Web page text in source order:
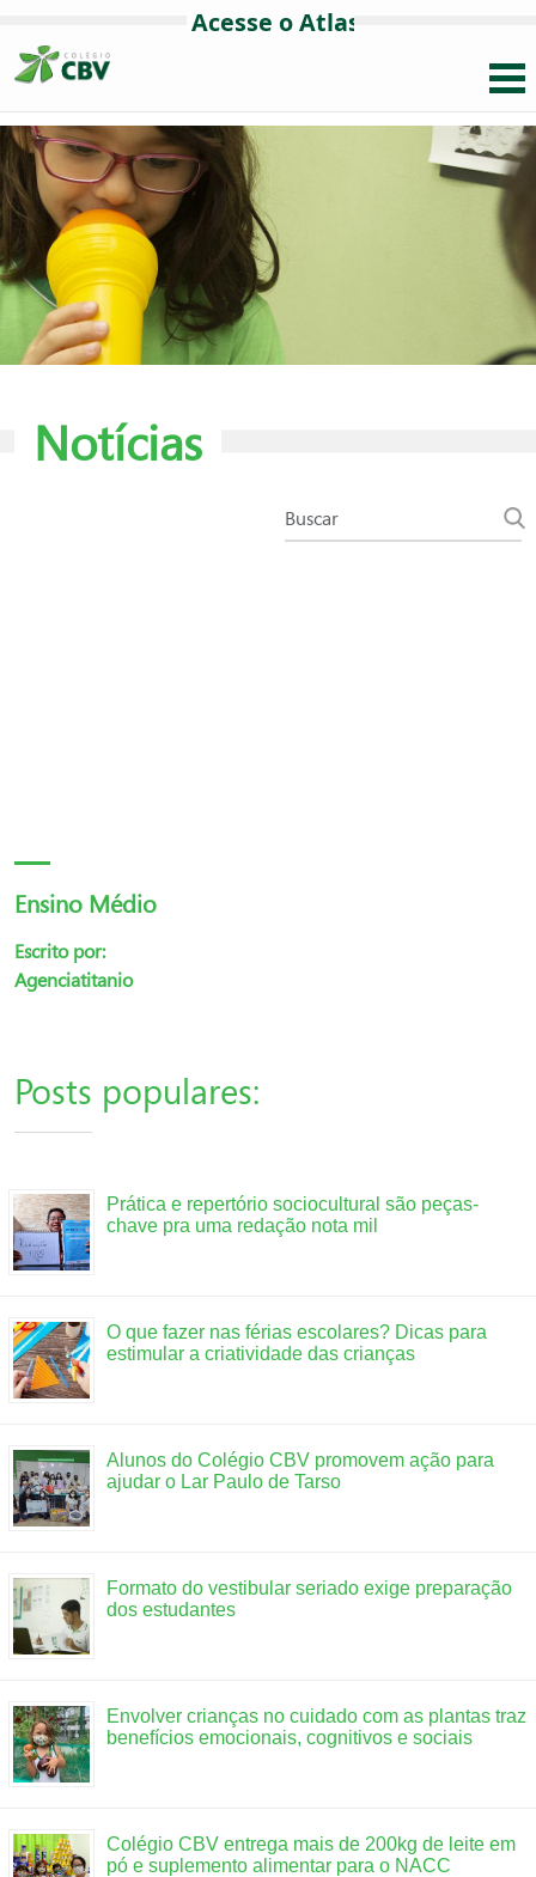
Notícias
Ensino Médio
Escrito por:
Agenciatitanio
Posts populares:
Prática e repertório sociocultural são peças-
chave pra uma redação nota mil
O que fazer nas férias escolares? Dicas para
estimular a criatividade das crianças
Alunos do Colégio CBV promovem ação para
ajudar o Lar Paulo de Tarso
Formato do vestibular seriado exige preparação
dos estudantes
Envolver crianças no cuidado com as plantas traz
benefícios emocionais, cognitivos e sociais
Colégio CBV entrega mais de 200kg de leite em
pó e suplemento alimentar para o NACC